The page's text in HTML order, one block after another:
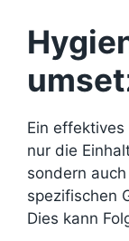
Ein
nur die
sondern
spezifischen
Dies kann